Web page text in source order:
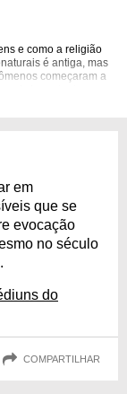
e como a religião
é antiga, mas
começaram a
importantes
em
que se
evocação
no século
do
COMPARTILHAR